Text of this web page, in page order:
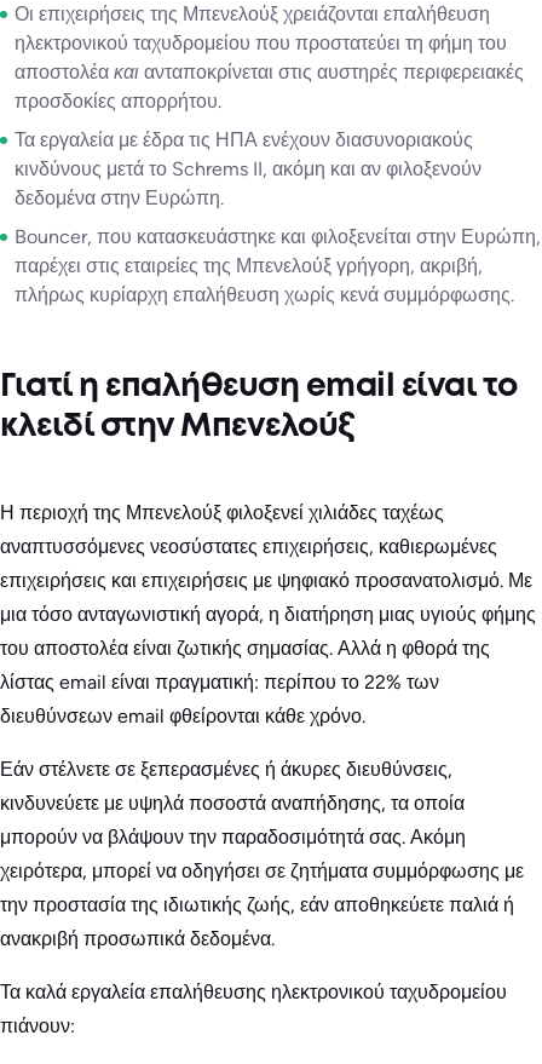
Οι επιχειρήσεις της Μπενελούξ χρειάζονται επαλήθευση
ηλεκτρονικού ταχυδρομείου που προστατεύει τη φήμη του
αποστολέα και ανταποκρίνεται στις αυστηρές περιφερειακές
προσδοκίες απορρήτου.
Τα εργαλεία με έδρα τις ΗΠΑ ενέχουν διασυνοριακούς
κινδύνους μετά το Schrems II, ακόμη και αν φιλοξενούν
δεδομένα στην Ευρώπη.
Bouncer, που κατασκευάστηκε και φιλοξενείται στην Ευρώπη,
παρέχει στις εταιρείες της Μπενελούξ γρήγορη, ακριβή,
πλήρως κυρίαρχη επαλήθευση χωρίς κενά συμμόρφωσης.
Γιατί η επαλήθευση email είναι το
κλειδί στην Μπενελούξ
Η περιοχή της Μπενελούξ φιλοξενεί χιλιάδες ταχέως
αναπτυσσόμενες νεοσύστατες επιχειρήσεις, καθιερωμένες
επιχειρήσεις και επιχειρήσεις με ψηφιακό προσανατολισμό. Με
μια τόσο ανταγωνιστική αγορά, η διατήρηση μιας υγιούς φήμης
του αποστολέα είναι ζωτικής σημασίας. Αλλά η φθορά της
λίστας email είναι πραγματική: περίπου το 22% των
διευθύνσεων email φθείρονται κάθε χρόνο.
Εάν στέλνετε σε ξεπερασμένες ή άκυρες διευθύνσεις,
κινδυνεύετε με υψηλά ποσοστά αναπήδησης, τα οποία
μπορούν να βλάψουν την παραδοσιμότητά σας. Ακόμη
χειρότερα, μπορεί να οδηγήσει σε ζητήματα συμμόρφωσης με
την προστασία της ιδιωτικής ζωής, εάν αποθηκεύετε παλιά ή
ανακριβή προσωπικά δεδομένα.
Τα καλά εργαλεία επαλήθευσης ηλεκτρονικού ταχυδρομείου
πιάνουν: